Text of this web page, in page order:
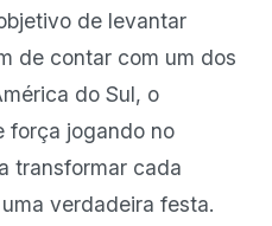
de levantar
de contar com um dos
do Sul, o
força jogando no
transformar cada
verdadeira festa.